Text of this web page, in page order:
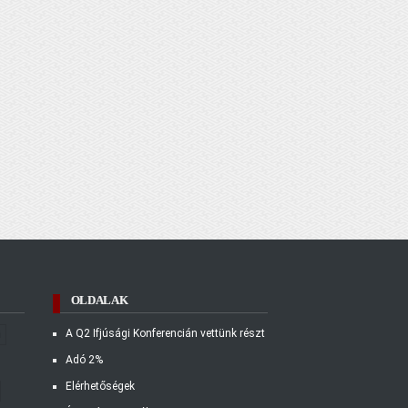
OLDALAK
A Q2 Ifjúsági Konferencián vettünk részt
Adó 2%
Elérhetőségek